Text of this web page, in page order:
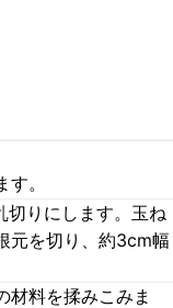
。
切りにします。玉ね
元を切り、約3cm幅
材料を揉みこみま